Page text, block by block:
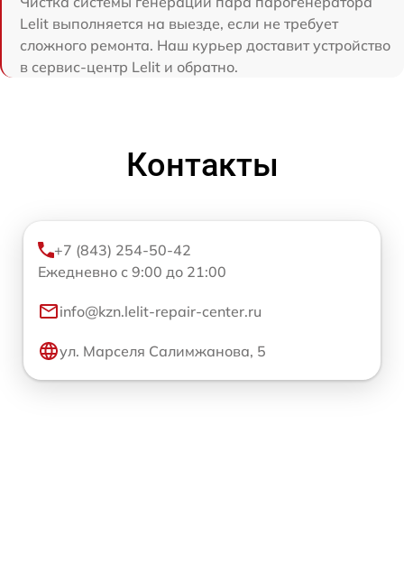
Lelit выполняется на выезде, если не требует
сложного ремонта. Наш курьер доставит устройство
в сервис-центр Lelit и обратно.
Контакты
+7 (843) 254-50-42
Ежедневно с 9:00 до 21:00
info@kzn.lelit-repair-center.ru
ул. Марселя Салимжанова, 5